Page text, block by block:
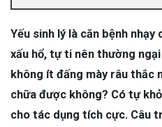
Yếu sinh lý là căn bệnh nhạy
xấu hổ, tự ti nên thường
không ít đấng mày râu thắc
chữa được không? Có tự
cho tác dụng tích cực. Câu